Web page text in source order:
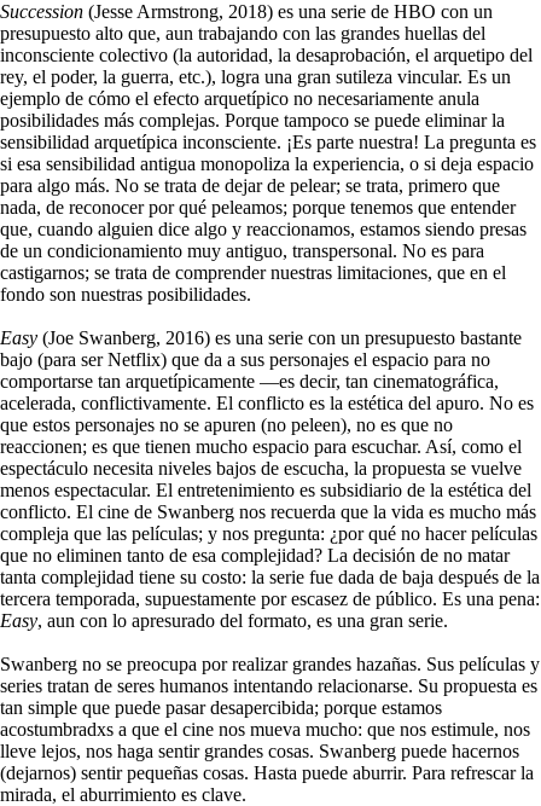
Succession (Jesse Armstrong, 2018) es una serie de HBO con un
presupuesto alto que, aun trabajando con las grandes huellas del
inconsciente colectivo (la autoridad, la desaprobación, el arquetipo del
rey, el poder, la guerra, etc.), logra una gran sutileza vincular. Es un
ejemplo de cómo el efecto arquetípico no necesariamente anula
posibilidades más complejas. Porque tampoco se puede eliminar la
sensibilidad arquetípica inconsciente. ¡Es parte nuestra! La pregunta es
si esa sensibilidad antigua monopoliza la experiencia, o si deja espacio
para algo más. No se trata de dejar de pelear; se trata, primero que
nada, de reconocer por qué peleamos; porque tenemos que entender
que, cuando alguien dice algo y reaccionamos, estamos siendo presas
de un condicionamiento muy antiguo, transpersonal. No es para
castigarnos; se trata de comprender nuestras limitaciones, que en el
fondo son nuestras posibilidades.
Easy (Joe Swanberg, 2016) es una serie con un presupuesto bastante
bajo (para ser Netflix) que da a sus personajes el espacio para no
comportarse tan arquetípicamente —es decir, tan cinematográfica,
acelerada, conflictivamente. El conflicto es la estética del apuro. No es
que estos personajes no se apuren (no peleen), no es que no
reaccionen; es que tienen mucho espacio para escuchar. Así, como el
espectáculo necesita niveles bajos de escucha, la propuesta se vuelve
menos espectacular. El entretenimiento es subsidiario de la estética del
conflicto. El cine de Swanberg nos recuerda que la vida es mucho más
compleja que las películas; y nos pregunta: ¿por qué no hacer películas
que no eliminen tanto de esa complejidad? La decisión de no matar
tanta complejidad tiene su costo: la serie fue dada de baja después de la
tercera temporada, supuestamente por escasez de público. Es una pena:
Easy, aun con lo apresurado del formato, es una gran serie.
Swanberg no se preocupa por realizar grandes hazañas. Sus películas y
series tratan de seres humanos intentando relacionarse. Su propuesta es
tan simple que puede pasar desapercibida; porque estamos
acostumbradxs a que el cine nos mueva mucho: que nos estimule, nos
lleve lejos, nos haga sentir grandes cosas. Swanberg puede hacernos
(dejarnos) sentir pequeñas cosas. Hasta puede aburrir. Para refrescar la
mirada, el aburrimiento es clave.